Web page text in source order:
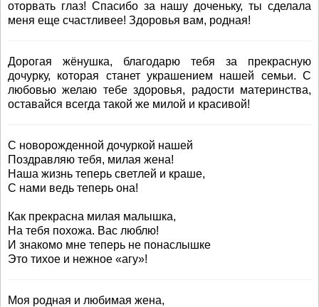
оторвать глаз! Спасибо за нашу доченьку, ты сделала
меня еще счастливее! Здоровья вам, родная!
Дорогая жёнушка, благодарю тебя за прекрасную
дочурку, которая станет украшением нашей семьи. С
любовью желаю тебе здоровья, радости материнства,
оставайся всегда такой же милой и красивой!
С новорожденной дочуркой нашей
Поздравляю тебя, милая жена!
Наша жизнь теперь светлей и краше,
С нами ведь теперь она!
Как прекрасна милая малышка,
На тебя похожа. Вас люблю!
И знакомо мне теперь не понаслышке
Это тихое и нежное «агу»!
Моя родная и любимая жена,